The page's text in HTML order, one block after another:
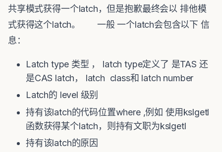
共享模式获得一个latch，但是抱歉最终会以 排他模
式获得这个latch。 一般 一个latch会包含以下 信
息：
Latch type 类型 ， latch type定义了 是TAS 还
是CAS latch， latch class和 latch number
Latch的 level 级别
持有该latch的代码位置where ,例如 使用kslgetl
函数获得某个latch，则持有文职为kslgetl
持有该latch的原因